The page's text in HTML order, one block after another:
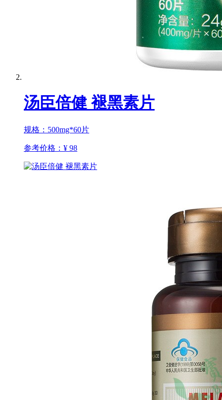
汤臣倍健 褪黑素片
规格：500mg*60片
参考价格： ¥ 98